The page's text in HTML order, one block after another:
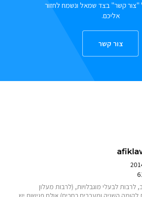
"צור קשר" בצד שמאל ונשמח לחזור
אליכם.
צור קשר
לבעלי מוגבלויות, (לרבות מעלון